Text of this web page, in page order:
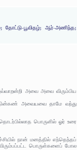
தோட்டு-பூவிதழ்; ஆர்-அணிந்த;
அவை அவை விரும்பிய
அவையவை தாமே வந்து
பொருளில் ஓர் உரை
நான் மனத்தில் எந்தெந்தப்
பொருள்களைப் போல